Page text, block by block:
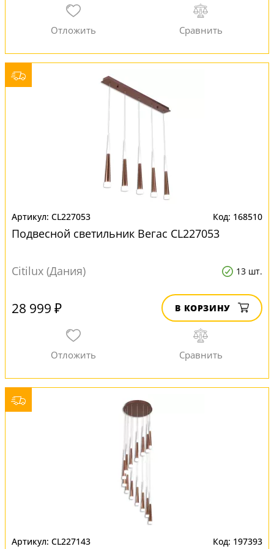
CL227053 168510
Подвесной светильник Вегас CL227053
Citilux (Дания) 13 шт.
28 999 ₽ В КОРЗИНУ
CL227143 197393